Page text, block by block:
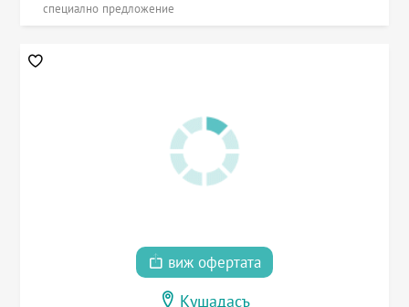
специално предложение
виж офертата
Кушадасъ